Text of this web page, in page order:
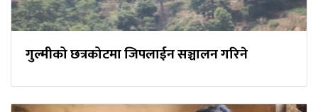
गुल्मीको छत्रकोटमा जिपलाईन सञ्चालन गरिने